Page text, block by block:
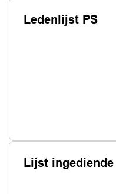
Ledenlijst PS
Lijst ingediende